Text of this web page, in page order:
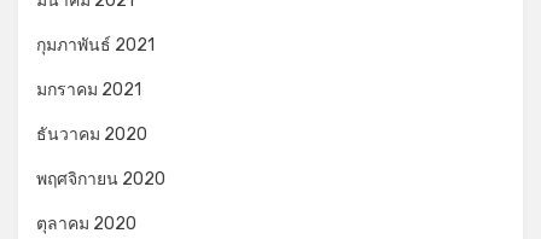
กุมภาพันธ์ 2021
มกราคม 2021
ธันวาคม 2020
พฤศจิกายน 2020
ตุลาคม 2020